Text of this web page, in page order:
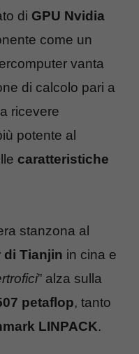
di GPU Nvidia
come un
vanta
di calcolo pari a
ricevere
potente al
caratteristiche
stanzona al
di Tianjin in cina e
” alza sulla
petaflop, tanto
LINPACK.